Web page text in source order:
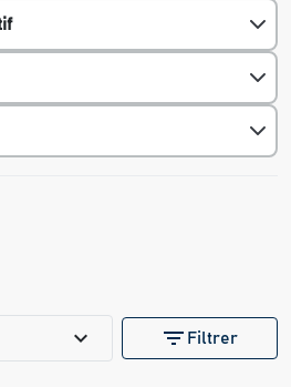
expand_more filter_list Filtrer